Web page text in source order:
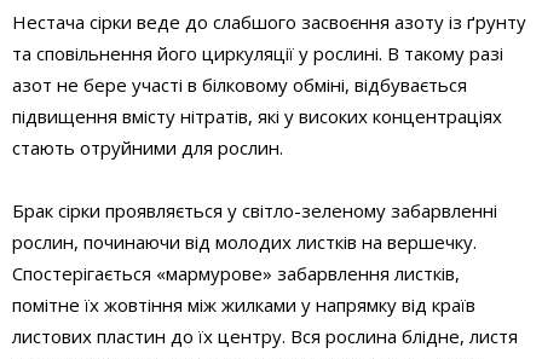
Нестача сірки веде до слабшого засвоєння азоту із ґрунту
та сповільнення його циркуляції у рослині. В такому разі
азот не бере участі в білковому обміні, відбувається
підвищення вмісту нітратів, які у високих концентраціях
стають отруйними для рослин.
Брак сірки проявляється у світло-зеленому забарвленні
рослин, починаючи від молодих листків на вершечку.
Спостерігається «мармурове» забарвлення листків,
помітне їх жовтіння між жилками у напрямку від країв
листових пластин до їх центру. Вся рослина блідне, листя